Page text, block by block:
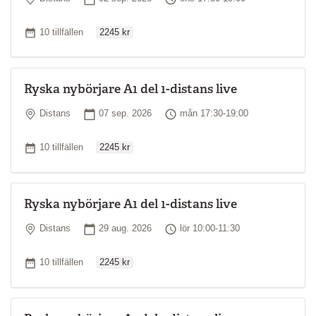
Antal tillfällen
10 tillfällen 2245 kr
Ryska nybörjare A1 del 1-distans live
Plats
Distans Startdatum
07 sep. 2026 Tid
mån 17:30-19:00
Antal tillfällen
10 tillfällen 2245 kr
Ryska nybörjare A1 del 1-distans live
Plats
Distans Startdatum
29 aug. 2026 Tid
lör 10:00-11:30
Antal tillfällen
10 tillfällen 2245 kr